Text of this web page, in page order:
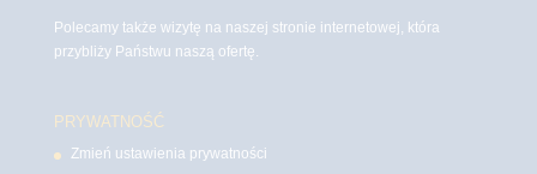
Polecamy także wizytę na naszej stronie internetowej, która
przybliży Państwu naszą ofertę.
PRYWATNOŚĆ
Zmień ustawienia prywatności